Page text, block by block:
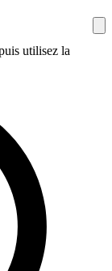
utilisez la